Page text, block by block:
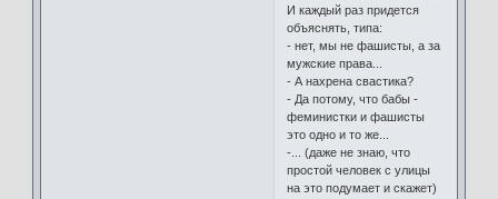
И каждый раз придется
объяснять, типа:
- нет, мы не фашисты, а за
мужские права...
- А нахрена свастика?
- Да потому, что бабы -
феминистки и фашисты
это одно и то же...
-... (даже не знаю, что
простой человек с улицы
на это подумает и скажет)